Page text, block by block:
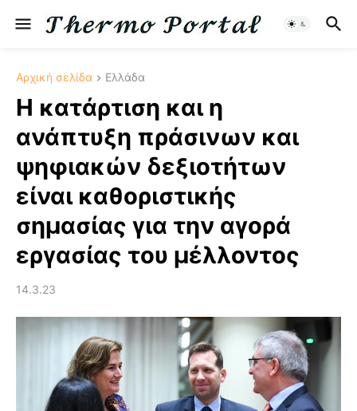
Αρχική σελίδα Ελλάδα
Η κατάρτιση και η
ανάπτυξη πράσινων και
ψηφιακών δεξιοτήτων
είναι καθοριστικής
σημασίας για την αγορά
εργασίας του μέλλοντος
14.3.23